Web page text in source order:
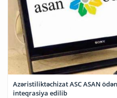
Azəristiliktəchizat ASC ASAN
inteqrasiya edilib